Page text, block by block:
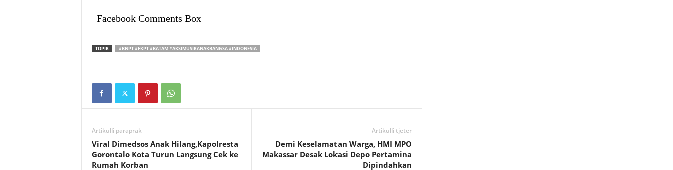
Facebook Comments Box
TOPIK #BNPT #FKPT #BATAM #AKSIMUSIKANAKBANGSA #INDONESIA
Artikulli paraprak
Viral Dimedsos Anak Hilang,Kapolresta
Gorontalo Kota Turun Langsung Cek ke
Rumah Korban
Artikulli tjetër
Demi Keselamatan Warga, HMI MPO
Makassar Desak Lokasi Depo Pertamina
Dipindahkan